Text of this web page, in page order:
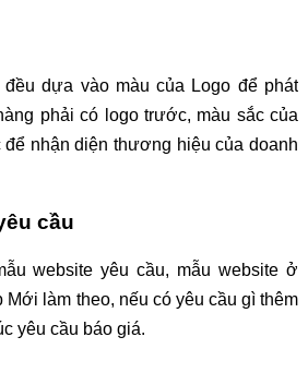
đều dựa vào màu của Logo để phát
phải có logo trước, màu sắc của
để nhận diện thương hiệu của doanh
cầu
website yêu cầu, mẫu website ở
Mới làm theo, nếu có yêu cầu gì thêm
yêu cầu báo giá.